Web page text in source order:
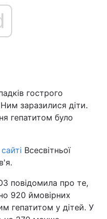
гострого
заразилися діти.
гепатитом було
сайті Всесвітньої
повідомила про те,
920 ймовірних
гепатитом у дітей. У